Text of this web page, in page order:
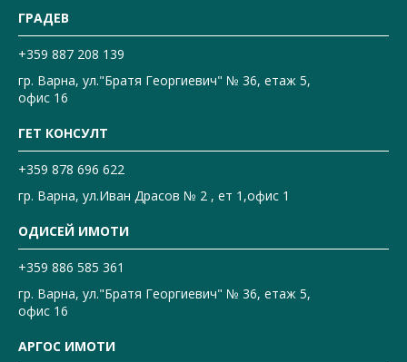
ГРАДЕВ
+359 887 208 139
гр. Варна, ул."Братя Георгиевич" № 36, етаж 5,
офис 16
ГЕТ КОНСУЛТ
+359 878 696 622
гр. Варна, ул.Иван Драсов № 2 , ет 1,офис 1
ОДИСЕЙ ИМОТИ
+359 886 585 361
гр. Варна, ул."Братя Георгиевич" № 36, етаж 5,
офис 16
АРГОС ИМОТИ